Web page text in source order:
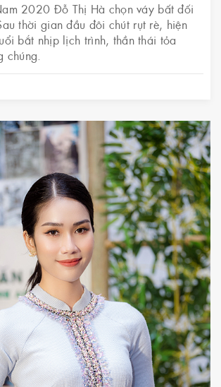
2020 Đỗ Thị Hà chọn váy bất đối
thời gian đầu đôi chút rụt rè, hiện
bắt nhịp lịch trình, thần thái tỏa
chúng.